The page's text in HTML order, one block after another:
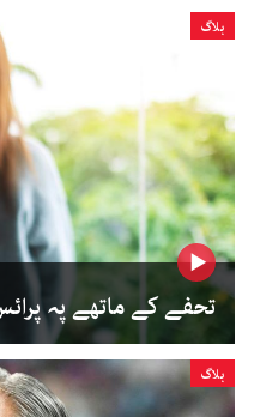
بلاگ
تحفے کے ماتھے پہ
بلاگ